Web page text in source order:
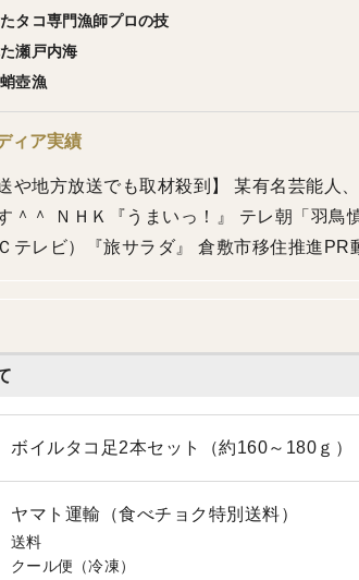
ボイルタコ足2本セット（約160～180ｇ）
ヤマト運輸（食べチョク特別送料）
送料
クール便（冷凍）
タコ専門漁師プロの技
瀬戸内海
壺漁
ィア実績
でも取材殺到】 某有名芸能人、アナウンサーにもご試食いただい
のモーニングショー」 朝日放
テレビ）『旅サラダ』 倉敷市移住推進